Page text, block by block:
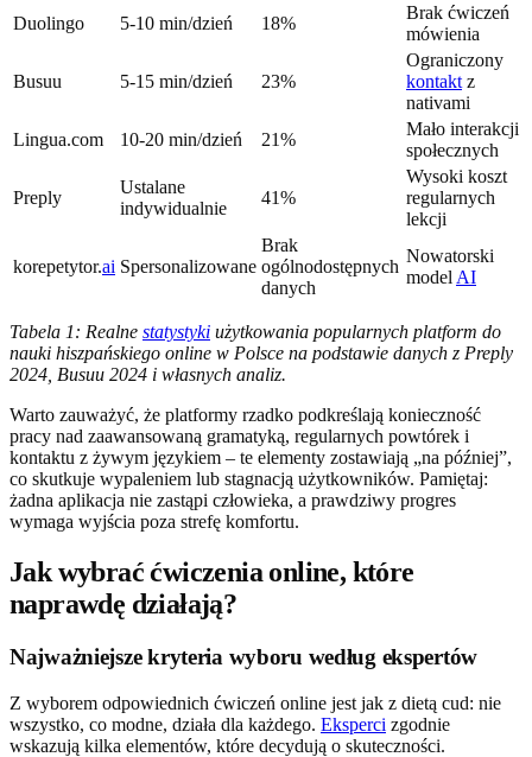
Duolingo 5-10 min/dzień 18%
Brak ćwiczeń
mówienia
Busuu 5-15 min/dzień 23%
Ograniczony
kontakt z
nativami
Lingua.com
10-20 min/dzień 21%
Mało interakcji
społecznych
Preply
Ustalane
indywidualnie
41%
Wysoki koszt
regularnych
lekcji
korepetytor.ai Spersonalizowane
Brak
ogólnodostępnych
danych
Nowatorski
model AI
Tabela 1: Realne statystyki użytkowania popularnych platform do
nauki hiszpańskiego online w Polsce na podstawie danych z Preply
2024, Busuu 2024 i własnych analiz.
Warto zauważyć, że platformy rzadko podkreślają konieczność
pracy nad zaawansowaną gramatyką, regularnych powtórek i
kontaktu z żywym językiem – te elementy zostawiają „na później”,
co skutkuje wypaleniem lub stagnacją użytkowników. Pamiętaj:
żadna aplikacja nie zastąpi człowieka, a prawdziwy progres
wymaga wyjścia poza strefę komfortu.
Jak wybrać ćwiczenia online, które
naprawdę działają?
Najważniejsze kryteria wyboru według ekspertów
Z wyborem odpowiednich ćwiczeń online jest jak z dietą cud: nie
wszystko, co modne, działa dla każdego. Eksperci zgodnie
wskazują kilka elementów, które decydują o skuteczności.